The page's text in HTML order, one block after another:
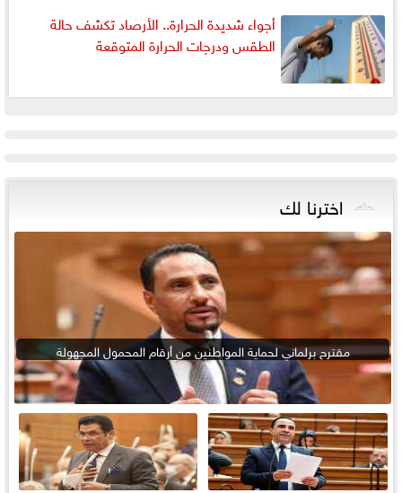
أجواء شديدة الحرارة.. الأرصاد تكشف حالة
الطقس ودرجات الحرارة المتوقعة
اخترنا لك
مقترح برلماني لحماية المواطنين من أرقام المحمول المجهولة